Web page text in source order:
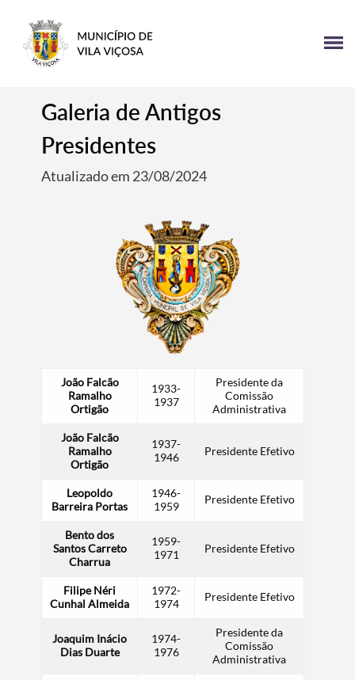
Galeria de Antigos
Presidentes
Atualizado em 23/08/2024
João Falcão
Ramalho
Ortigão
1933-
1937
Presidente da
Comissão
Administrativa
João Falcão
Ramalho
Ortigão
1937-
1946
Presidente Efetivo
Leopoldo
Barreira Portas
1946-
1959
Presidente Efetivo
Bento dos
Santos Carreto
Charrua
1959-
1971
Presidente Efetivo
Filipe Néri
Cunhal Almeida
1972-
1974
Presidente Efetivo
Joaquim Inácio
Dias Duarte
1974-
1976
Presidente da
Comissão
Administrativa